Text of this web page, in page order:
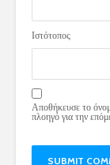
Ιστότοπος
Αποθήκευσε το
πλοηγό για την